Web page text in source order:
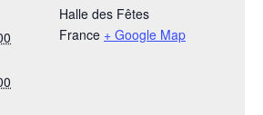
Halle des Fêtes
France + Google Map